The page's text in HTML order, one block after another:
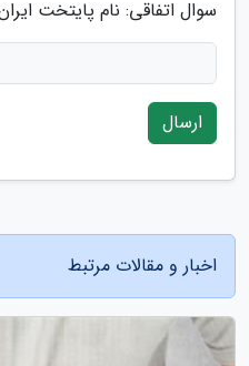
سوال اتفاقی: نام پایتخت
ارسال
اخبار و مقالات مرتبط